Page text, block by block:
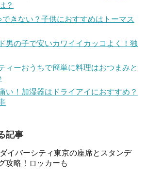
？
きない？子供におすすめはトーマス
男の子で安いカワイイカッコよく！独
ィーおうちで簡単に料理はおつまみと
い！加湿器はドライアイにおすすめ？
記事
イバーシティ東京の座席とスタンデ
攻略！ロッカーも